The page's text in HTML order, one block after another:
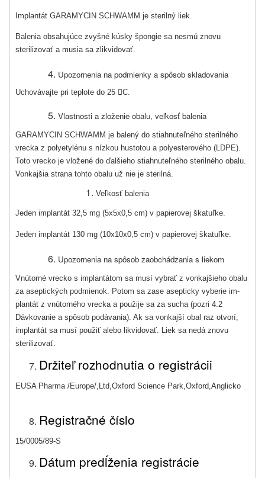
Implantát GARAMYCIN SCHWAMM je sterilný liek.
Balenia obsahujúce zvyšné kúsky špongie sa nesmú znovu
sterilizovať a musia sa zlikvidovať.
Upozornenia na podmienky a spôsob skladovania
Uchovávajte pri teplote do 25 C.
Vlastnosti a zloženie obalu, veľkosť balenia
GARAMYCIN SCHWAMM je balený do stiahnuteľného sterilného
vrecka z polyetylénu s nízkou hustotou a polyesterového (LDPE).
Toto vrecko je vložené do ďalšieho stiahnuteľného sterilného obalu.
Vonkajšia strana tohto obalu už nie je sterilná.
Veľkosť balenia
Jeden implantát 32,5 mg (5x5x0,5 cm) v papierovej škatuľke.
Jeden implantát 130 mg (10x10x0,5 cm) v papierovej škatuľke.
Upozornenia na spôsob zaobchádzania s liekom
Vnútorné vrecko s implantátom sa musí vybrať z vonkajšieho obalu
za aseptických podmienok. Potom sa zase asepticky vyberie im­
plantát z vnútorného vrecka a použije sa za sucha (pozri 4.2
Dávkovanie a spôsob podávania). Ak sa vonkajší obal raz otvorí,
implantát sa musí použiť alebo likvidovať. Liek sa nedá znovu
sterilizovať.
Držiteľ rozhodnutia o registrácii
EUSA Pharma /Europe/,Ltd,Oxford Science Park,Oxford,Anglicko
Registračné číslo
15/0005/89-S
Dátum predĺženia registrácie